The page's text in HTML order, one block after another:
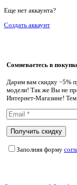
Еще нет аккаунта?
Создать аккаунт
Сомневаетесь в
Дарим вам скидку −5%
модели! Так же Вы не
Интернет-Магазине!
Заполняя форму